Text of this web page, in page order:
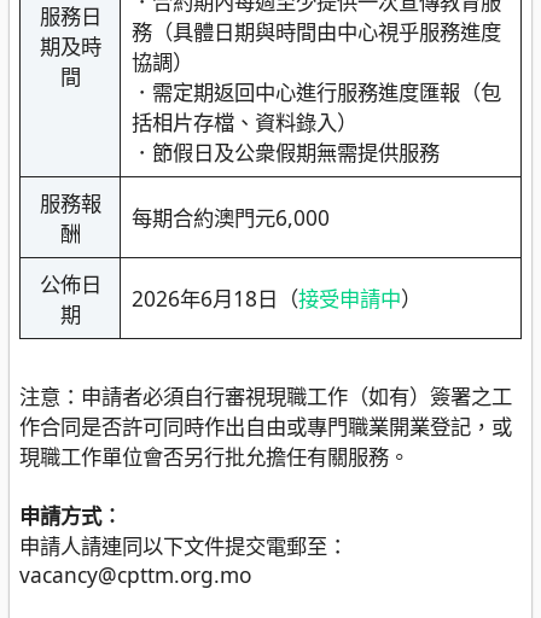
服務日
期及時
間
務（具體日期與時間由中心視乎服務進度
協調）
．需定期返回中心進行服務進度匯報（包
括相片存檔、資料錄入）
．節假日及公衆假期無需提供服務
服務報
酬
每期合約澳門元6,000
公佈日
期
2026年6月18日（接受申請中）
注意：申請者必須自行審視現職工作（如有）簽署之工
作合同是否許可同時作出自由或專門職業開業登記，或
現職工作單位會否另行批允擔任有關服務。
申請方式︰
申請人請連同以下文件提交電郵至：
vacancy@cpttm.org.mo